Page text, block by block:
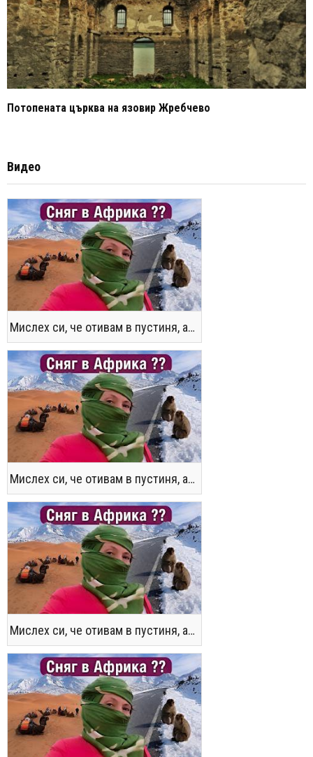
Потопената църква на язовир Жребчево
Видео
Мислех си, че отивам в пустиня, а се озовах в снега !! / Not the Morocco You Know
Мислех си, че отивам в пустиня, а се озовах в снега !! / Not the Morocco You Know
Мислех си, че отивам в пустиня, а се озовах в снега !! / Not the Morocco You Know